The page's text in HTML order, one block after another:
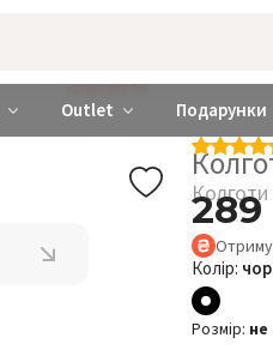
Outlet Подарунки
КОМПЛЕКТИ
Колготи
289
Колір:
Розмір: